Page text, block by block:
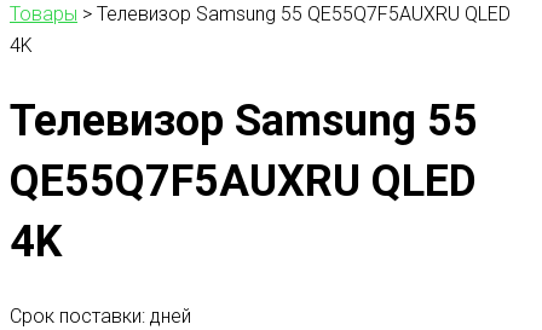
Товары > Телевизор Samsung 55 QE55Q7F5AUXRU QLED
4K
Телевизор Samsung 55
QE55Q7F5AUXRU QLED
4K
Срок поставки: дней